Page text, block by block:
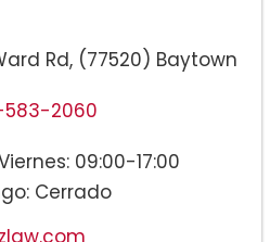
Rd, (77520) Baytown
583-2060
09:00-17:00
Cerrado